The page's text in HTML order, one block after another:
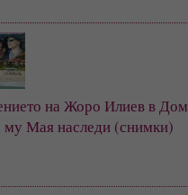
на Жоро Илиев в
му Мая наследи (снимки)